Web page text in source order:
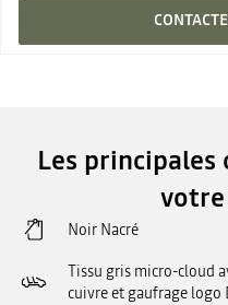
Les
votre
Noir Nacré
Tissu gris micro-cloud
cuivre et gaufrage logo